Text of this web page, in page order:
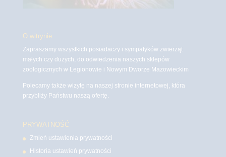
O witrynie
Zapraszamy wszystkich posiadaczy i sympatyków zwierząt
małych czy dużych, do odwiedzenia naszych sklepów
zoologicznych w Legionowie i Nowym Dworze Mazowieckim
Polecamy także wizytę na naszej stronie internetowej, która
przybliży Państwu naszą ofertę.
PRYWATNOŚĆ
Zmień ustawienia prywatności
Historia ustawień prywatności